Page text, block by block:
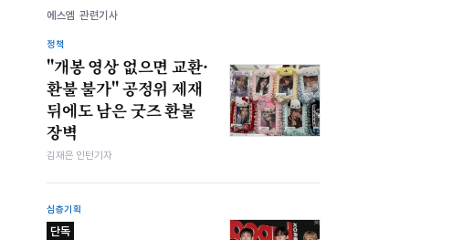
에스엠 관련기사
정책
"개봉 영상 없으면 교환·
환불 불가" 공정위 제재
뒤에도 남은 굿즈 환불
장벽
김재은 인턴기자
심층기획
단독